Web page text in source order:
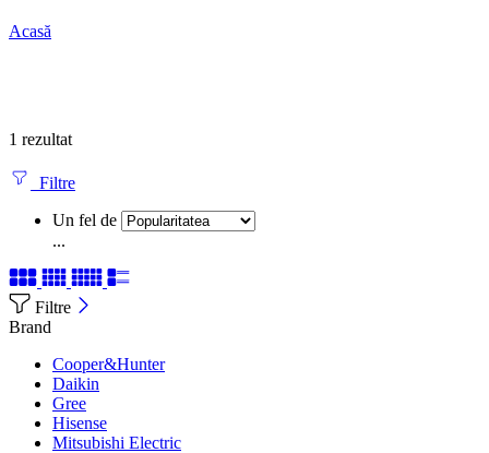
Acasă
1 rezultat
Filtre
Un fel de
...
Filtre
Brand
Cooper&Hunter
Daikin
Gree
Hisense
Mitsubishi Electric